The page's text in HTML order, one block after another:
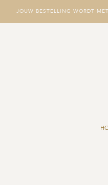
JOUW BESTELLING WORDT